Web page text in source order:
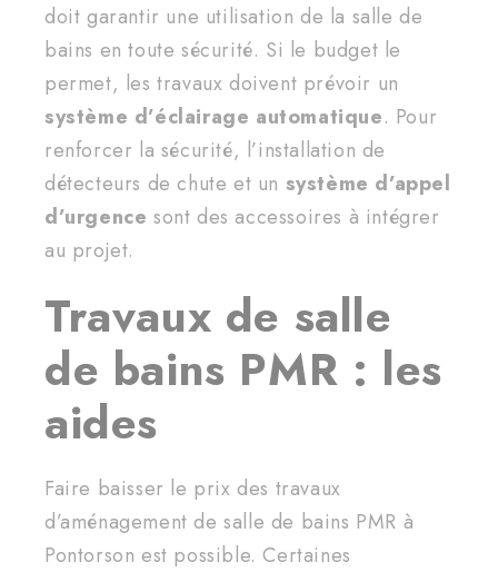
doit garantir une utilisation de la salle de
bains en toute sécurité. Si le budget le
permet, les travaux doivent prévoir un
système d’éclairage automatique. Pour
renforcer la sécurité, l’installation de
détecteurs de chute et un système d’appel
d’urgence sont des accessoires à intégrer
au projet.
Travaux de salle
de bains PMR : les
aides
Faire baisser le prix des travaux
d’aménagement de salle de bains PMR à
Pontorson est possible. Certaines